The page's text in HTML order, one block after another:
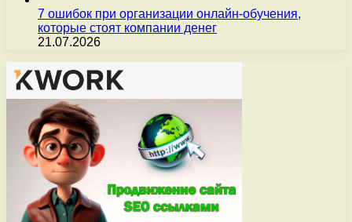
7 ошибок при организации онлайн-обучения,
которые стоят компании денег
21.07.2026